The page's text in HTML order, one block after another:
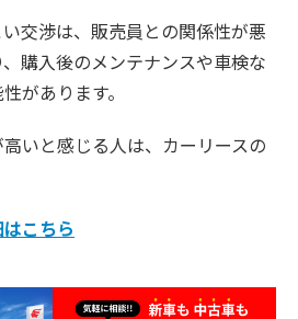
交渉は、販売員との関係性が悪
購入後のメンテナンスや車検な
があります。
いと感じる人は、カーリースの
こちら